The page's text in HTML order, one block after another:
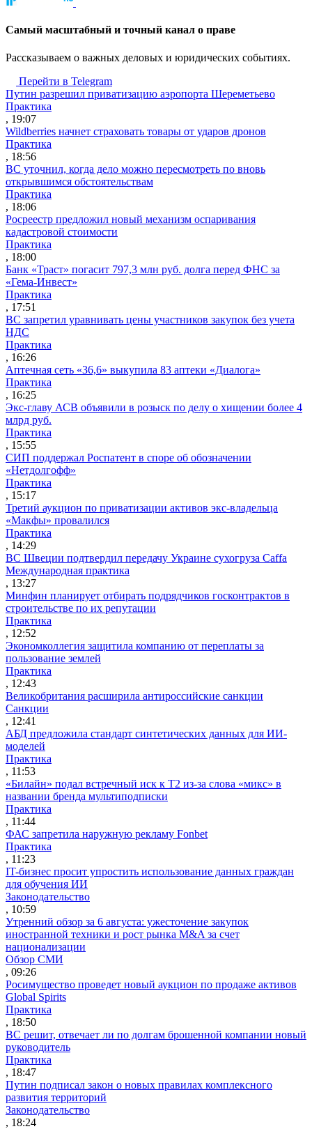
Cамый масштабный и точный канал о праве
Рассказываем о важных деловых и юридических событиях.
Перейти в Telegram
Путин разрешил приватизацию аэропорта Шереметьево
Практика
, 19:07
Wildberries начнет страховать товары от ударов дронов
Практика
, 18:56
ВС уточнил, когда дело можно пересмотреть по вновь
открывшимся обстоятельствам
Практика
, 18:06
Росреестр предложил новый механизм оспаривания
кадастровой стоимости
Практика
, 18:00
Банк «Траст» погасит 797,3 млн руб. долга перед ФНС за
«Гема-Инвест»
Практика
, 17:51
ВС запретил уравнивать цены участников закупок без учета
НДС
Практика
, 16:26
Аптечная сеть «36,6» выкупила 83 аптеки «Диалога»
Практика
, 16:25
Экс-главу АСВ объявили в розыск по делу о хищении более 4
млрд руб.
Практика
, 15:55
СИП поддержал Роспатент в споре об обозначении
«Нетдолгофф»
Практика
, 15:17
Третий аукцион по приватизации активов экс-владельца
«Макфы» провалился
Практика
, 14:29
ВС Швеции подтвердил передачу Украине сухогруза Caffa
Международная практика
, 13:27
Минфин планирует отбирать подрядчиков госконтрактов в
строительстве по их репутации
Практика
, 12:52
Экономколлегия защитила компанию от переплаты за
пользование землей
Практика
, 12:43
Великобритания расширила антироссийские санкции
Санкции
, 12:41
АБД предложила стандарт синтетических данных для ИИ-
моделей
Практика
, 11:53
«Билайн» подал встречный иск к Т2 из-за слова «микс» в
названии бренда мультиподписки
Практика
, 11:44
ФАС запретила наружную рекламу Fonbet
Практика
, 11:23
IT-бизнес просит упростить использование данных граждан
для обучения ИИ
Законодательство
, 10:59
Утренний обзор за 6 августа: ужесточение закупок
иностранной техники и рост рынка M&A за счет
национализации
Обзор СМИ
, 09:26
Росимущество проведет новый аукцион по продаже активов
Global Spirits
Практика
, 18:50
ВС решит, отвечает ли по долгам брошенной компании новый
руководитель
Практика
, 18:47
Путин подписал закон о новых правилах комплексного
развития территорий
Законодательство
, 18:24